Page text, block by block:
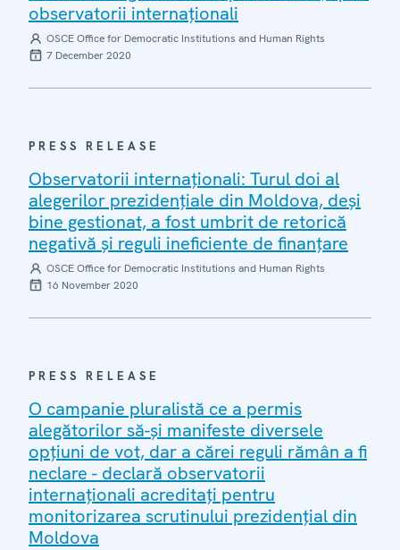
observatorii internaționali
OSCE Office for Democratic Institutions and Human Rights
7 December 2020
PRESS RELEASE
Observatorii internaționali: Turul doi al
alegerilor prezidențiale din Moldova, deși
bine gestionat, a fost umbrit de retorică
negativă și reguli ineficiente de finanțare
OSCE Office for Democratic Institutions and Human Rights
16 November 2020
PRESS RELEASE
O campanie pluralistă ce a permis
alegătorilor să-și manifeste diversele
opțiuni de vot, dar a cărei reguli rămân a fi
neclare - declară observatorii
internaționali acreditați pentru
monitorizarea scrutinului prezidențial din
Moldova